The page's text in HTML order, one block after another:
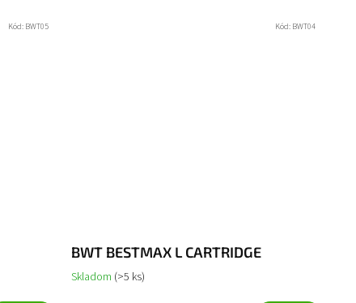
Kód: BWT05
BWT BESTMAX L CARTRIDGE
Skladom (>5 ks)
Kód: BWT04